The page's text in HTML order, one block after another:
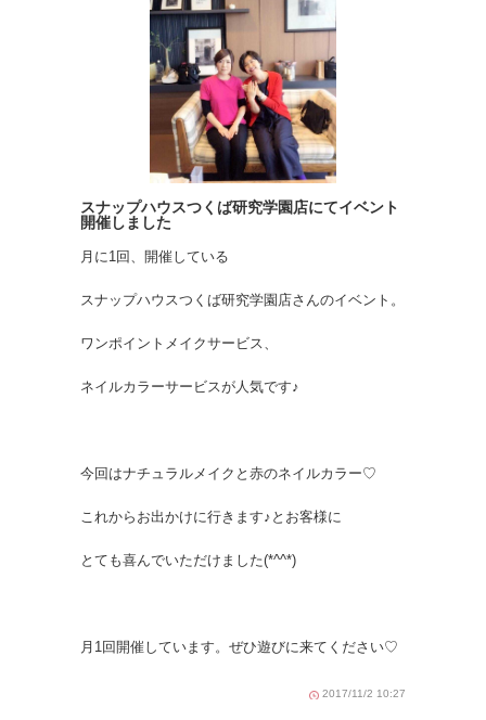
スナップハウスつくば研究学園店にてイベント
開催しました
月に1回、開催している
スナップハウスつくば研究学園店さんのイベント。
ワンポイントメイクサービス、
ネイルカラーサービスが人気です♪
今回はナチュラルメイクと赤のネイルカラー♡
これからお出かけに行きます♪とお客様に
とても喜んでいただけました(*^^*)
月1回開催しています。ぜひ遊びに来てください♡
2017/11/2 10:27